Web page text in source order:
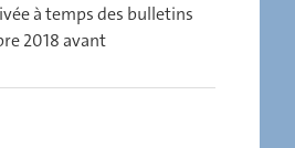
à temps des bulletins
2018 avant